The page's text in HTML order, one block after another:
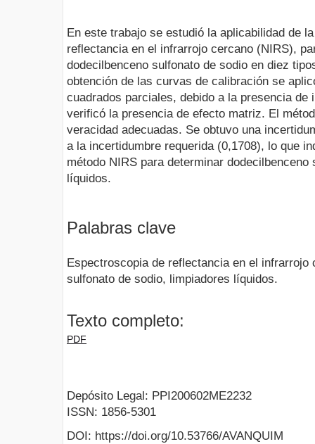
En este trabajo se estudió la aplicabilidad de
reflectancia en el infrarrojo cercano (NIRS),
dodecilbenceno sulfonato de sodio en diez
obtención de las curvas de calibración se
cuadrados parciales, debido a la presencia
verificó la presencia de efecto matriz. El
veracidad adecuadas. Se obtuvo una
a la incertidumbre requerida (0,1708), lo que
método NIRS para determinar
líquidos.
Palabras clave
Espectroscopia de reflectancia en el infrarrojo
sulfonato de sodio, limpiadores líquidos.
Texto completo:
PDF
Depósito Legal: PPI200602ME2232
ISSN: 1856-5301
DOI: https://doi.org/10.53766/AVANQUIM